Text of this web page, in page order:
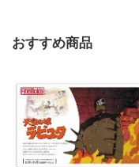
おすすめ商品